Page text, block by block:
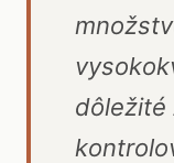
dôležité